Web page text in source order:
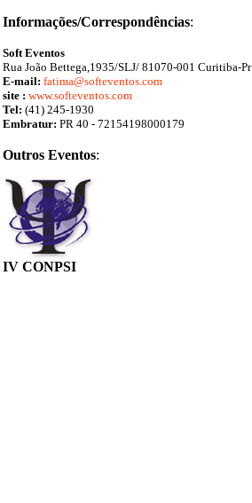
Informações/Correspondências:
SoftEventos
Rua João Bettega,1935/SLJ/ 81070-001 Curitiba-Pr
E-mail: fatima@softeventos.com
site : www.softeventos.com
Tel: (41) 245-1930
Embratur: PR 40 - 72154198000179
Outros Eventos:
IV CONPSI